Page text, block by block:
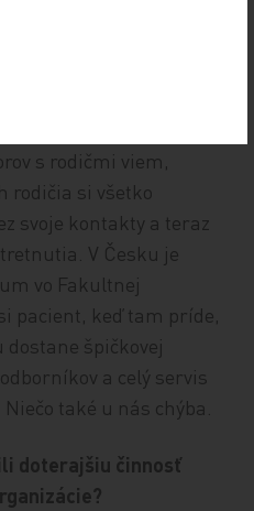
Českou republikou.
s rodičmi viem,
rodičia si všetko
svoje kontakty a teraz
V Česku je
vo Fakultnej
pacient, keď tam príde,
dostane špičkovej
a celý servis
také u nás chýba.
doterajšiu činnosť